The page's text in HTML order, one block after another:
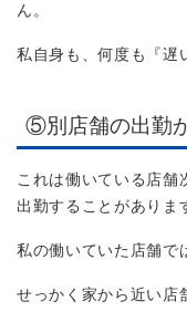
ん。
私自身も、何度も『遅
⑤別店舗の出勤
これは働いている店舗
出勤することがありま
私の働いていた店舗で
せっかく家から近い店